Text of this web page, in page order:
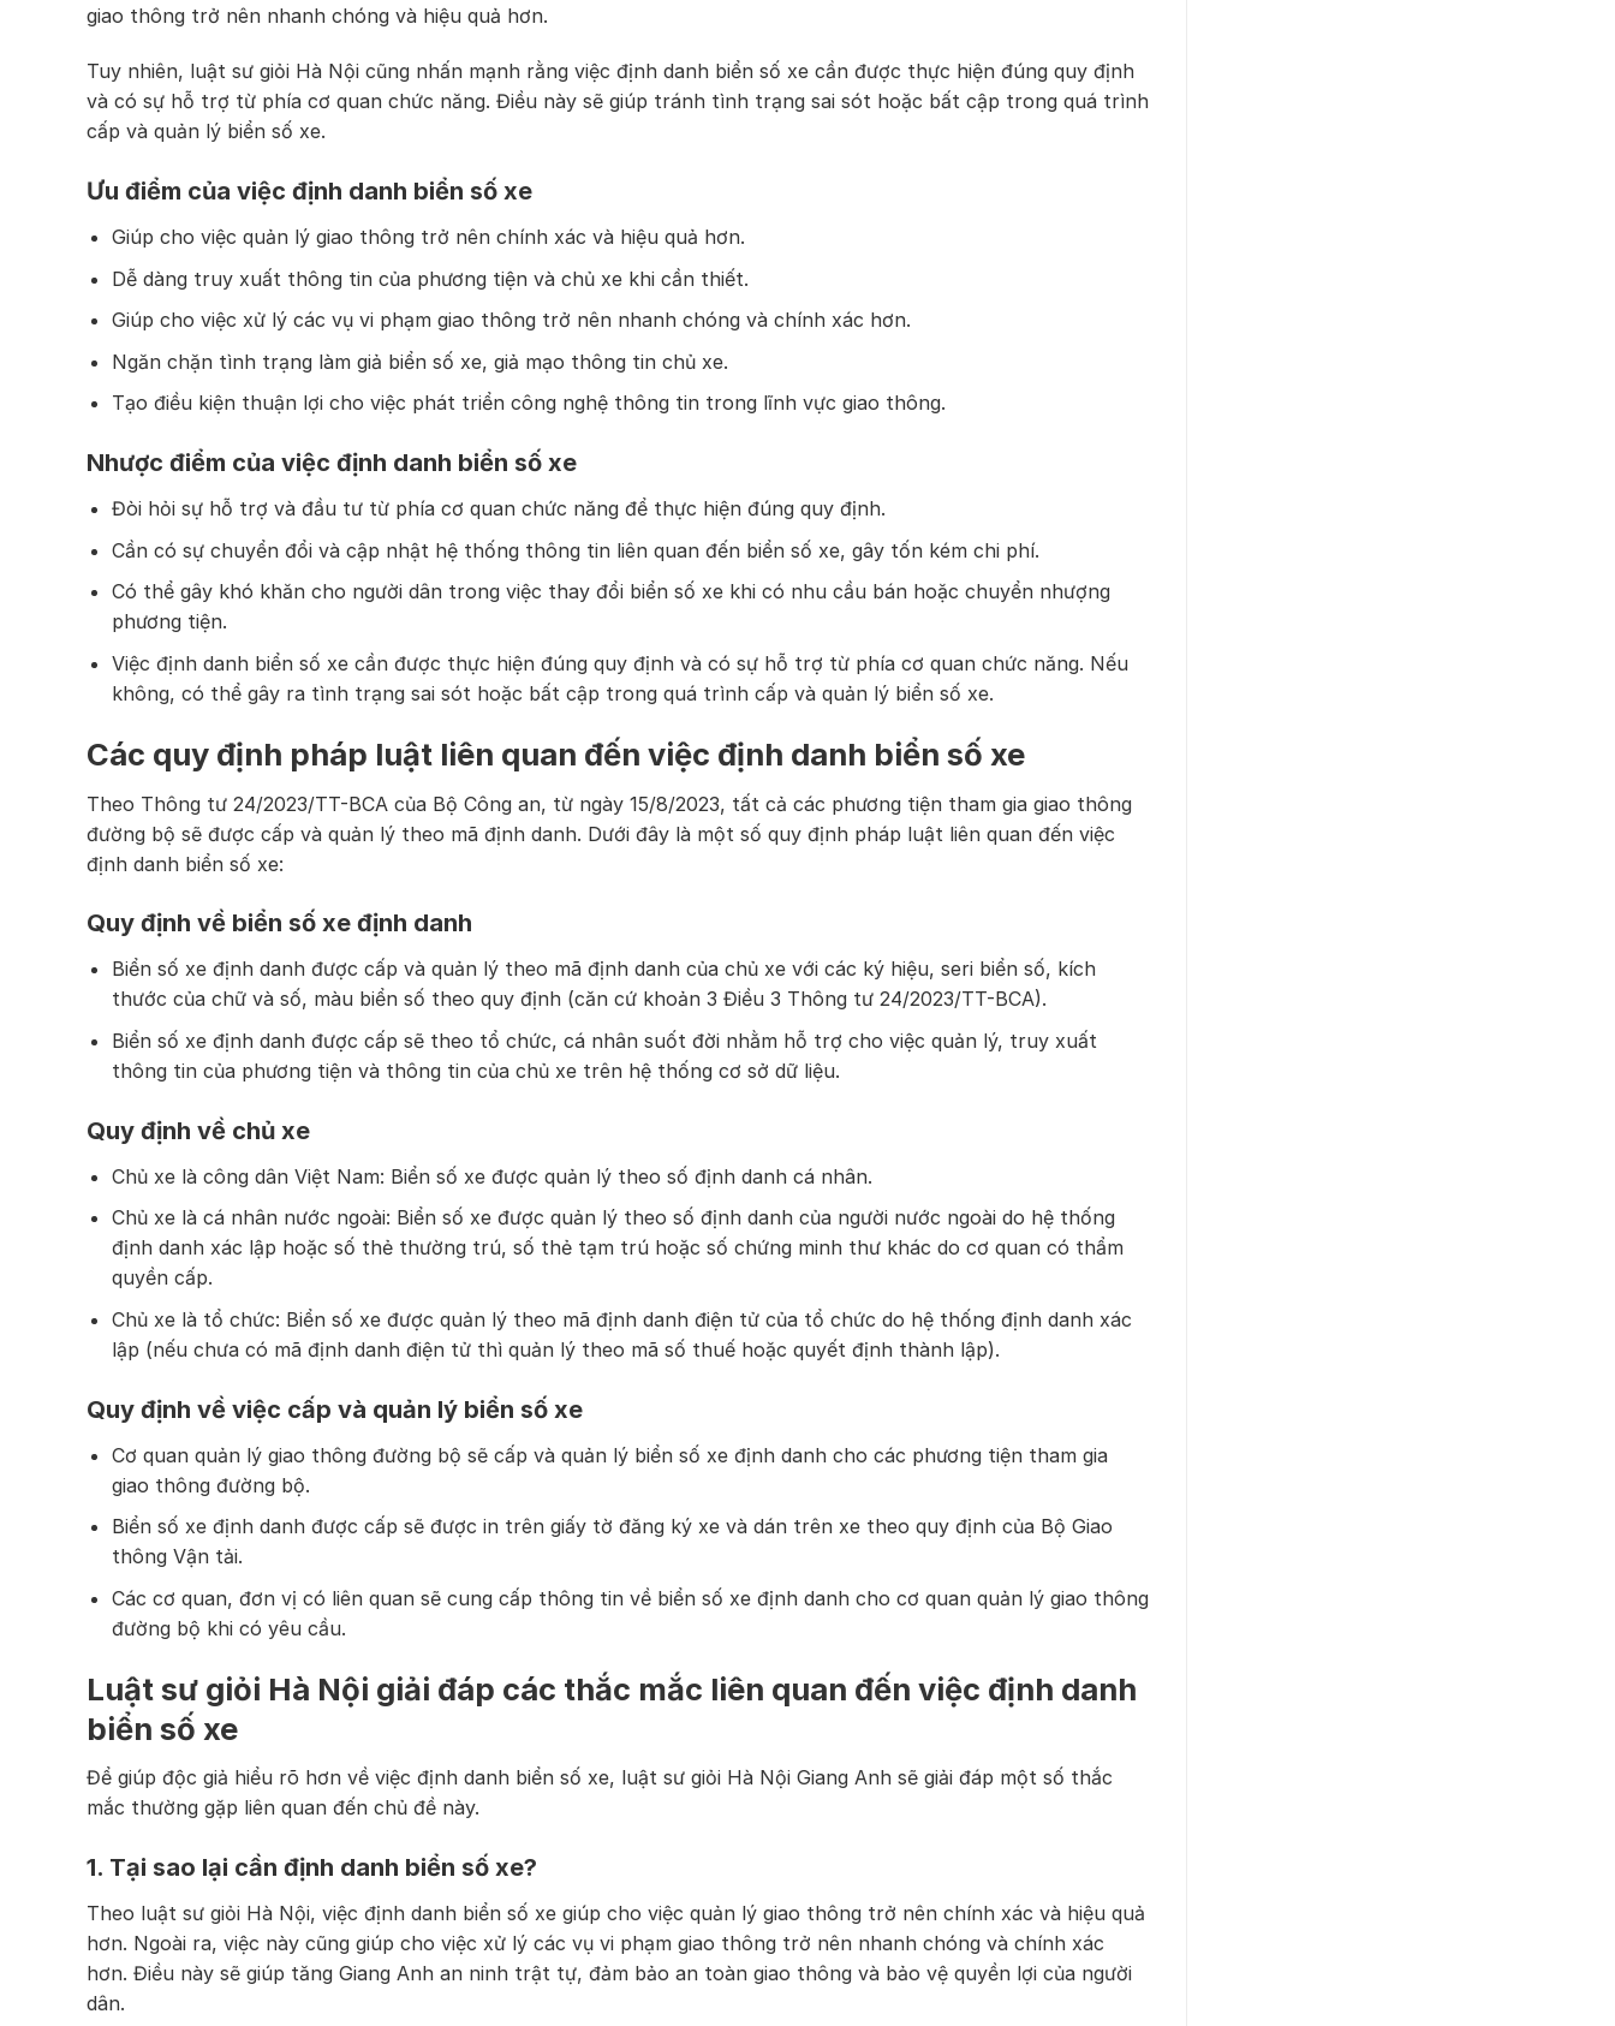
giao thông trở nên nhanh chóng và hiệu quả hơn.
Tuy nhiên, luật sư giỏi Hà Nội cũng nhấn mạnh rằng việc định danh biển số xe cần được thực hiện đúng quy định
và có sự hỗ trợ từ phía cơ quan chức năng. Điều này sẽ giúp tránh tình trạng sai sót hoặc bất cập trong quá trình
cấp và quản lý biển số xe.
Ưu điểm của việc định danh biển số xe
Giúp cho việc quản lý giao thông trở nên chính xác và hiệu quả hơn.
Dễ dàng truy xuất thông tin của phương tiện và chủ xe khi cần thiết.
Giúp cho việc xử lý các vụ vi phạm giao thông trở nên nhanh chóng và chính xác hơn.
Ngăn chặn tình trạng làm giả biển số xe, giả mạo thông tin chủ xe.
Tạo điều kiện thuận lợi cho việc phát triển công nghệ thông tin trong lĩnh vực giao thông.
Nhược điểm của việc định danh biển số xe
Đòi hỏi sự hỗ trợ và đầu tư từ phía cơ quan chức năng để thực hiện đúng quy định.
Cần có sự chuyển đổi và cập nhật hệ thống thông tin liên quan đến biển số xe, gây tốn kém chi phí.
Có thể gây khó khăn cho người dân trong việc thay đổi biển số xe khi có nhu cầu bán hoặc chuyển nhượng
phương tiện.
Việc định danh biển số xe cần được thực hiện đúng quy định và có sự hỗ trợ từ phía cơ quan chức năng. Nếu
không, có thể gây ra tình trạng sai sót hoặc bất cập trong quá trình cấp và quản lý biển số xe.
Các quy định pháp luật liên quan đến việc định danh biển số xe
Theo Thông tư 24/2023/TT-BCA của Bộ Công an, từ ngày 15/8/2023, tất cả các phương tiện tham gia giao thông
đường bộ sẽ được cấp và quản lý theo mã định danh. Dưới đây là một số quy định pháp luật liên quan đến việc
định danh biển số xe:
Quy định về biển số xe định danh
Biển số xe định danh được cấp và quản lý theo mã định danh của chủ xe với các ký hiệu, seri biển số, kích
thước của chữ và số, màu biển số theo quy định (căn cứ khoản 3 Điều 3 Thông tư 24/2023/TT-BCA).
Biển số xe định danh được cấp sẽ theo tổ chức, cá nhân suốt đời nhằm hỗ trợ cho việc quản lý, truy xuất
thông tin của phương tiện và thông tin của chủ xe trên hệ thống cơ sở dữ liệu.
Quy định về chủ xe
Chủ xe là công dân Việt Nam: Biển số xe được quản lý theo số định danh cá nhân.
Chủ xe là cá nhân nước ngoài: Biển số xe được quản lý theo số định danh của người nước ngoài do hệ thống
định danh xác lập hoặc số thẻ thường trú, số thẻ tạm trú hoặc số chứng minh thư khác do cơ quan có thẩm
quyền cấp.
Chủ xe là tổ chức: Biển số xe được quản lý theo mã định danh điện tử của tổ chức do hệ thống định danh xác
lập (nếu chưa có mã định danh điện tử thì quản lý theo mã số thuế hoặc quyết định thành lập).
Quy định về việc cấp và quản lý biển số xe
Cơ quan quản lý giao thông đường bộ sẽ cấp và quản lý biển số xe định danh cho các phương tiện tham gia
giao thông đường bộ.
Biển số xe định danh được cấp sẽ được in trên giấy tờ đăng ký xe và dán trên xe theo quy định của Bộ Giao
thông Vận tải.
Các cơ quan, đơn vị có liên quan sẽ cung cấp thông tin về biển số xe định danh cho cơ quan quản lý giao thông
đường bộ khi có yêu cầu.
Luật sư giỏi Hà Nội giải đáp các thắc mắc liên quan đến việc định danh
biển số xe
Để giúp độc giả hiểu rõ hơn về việc định danh biển số xe, luật sư giỏi Hà Nội Giang Anh sẽ giải đáp một số thắc
mắc thường gặp liên quan đến chủ đề này.
1. Tại sao lại cần định danh biển số xe?
Theo luật sư giỏi Hà Nội, việc định danh biển số xe giúp cho việc quản lý giao thông trở nên chính xác và hiệu quả
hơn. Ngoài ra, việc này cũng giúp cho việc xử lý các vụ vi phạm giao thông trở nên nhanh chóng và chính xác
hơn. Điều này sẽ giúp tăng Giang Anh an ninh trật tự, đảm bảo an toàn giao thông và bảo vệ quyền lợi của người
dân.